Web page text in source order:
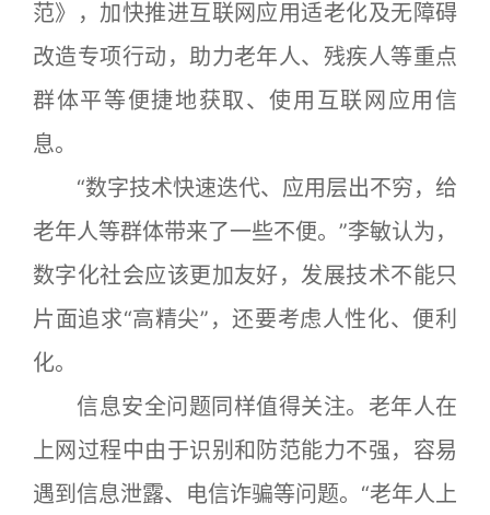
范》，加快推进互联网应用适老化及无障碍
改造专项行动，助力老年人、残疾人等重点
群体平等便捷地获取、使用互联网应用信
息。
“数字技术快速迭代、应用层出不穷，给
老年人等群体带来了一些不便。”李敏认为，
数字化社会应该更加友好，发展技术不能只
片面追求“高精尖”，还要考虑人性化、便利
化。
信息安全问题同样值得关注。老年人在
上网过程中由于识别和防范能力不强，容易
遇到信息泄露、电信诈骗等问题。“老年人上